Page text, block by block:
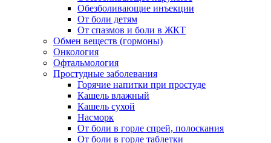
Обезболивающие инъекции
От боли детям
От спазмов и боли в ЖКТ
Обмен веществ (гормоны)
Онкология
Офтальмология
Простудные заболевания
Горячие напитки при простуде
Кашель влажный
Кашель сухой
Насморк
От боли в горле спрей, полоскания
От боли в горле таблетки